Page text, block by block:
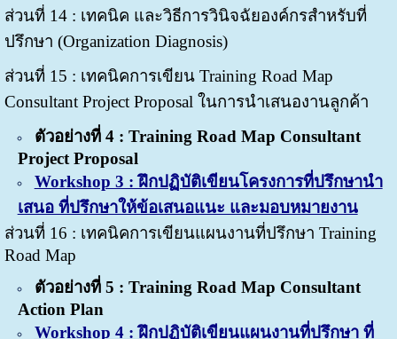
ส่วนที่ 14 : เทคนิค และวิธีการวินิจฉัยองค์กรสำหรับที่
ปรึกษา (Organization Diagnosis)
ส่วนที่ 15 : เทคนิคการเขียน Training Road Map
Consultant Project Proposal ในการนำเสนองานลูกค้า
ตัวอย่างที่ 4 : Training Road Map Consultant
Project Proposal
Workshop 3 : ฝึกปฏิบัติเขียนโครงการที่ปรึกษานำ
เสนอ ที่ปรึกษาให้ข้อเสนอแนะ และมอบหมายงาน
ส่วนที่ 16 : เทคนิคการเขียนแผนงานที่ปรึกษา Training
Road Map
ตัวอย่างที่ 5 : Training Road Map Consultant
Action Plan
Workshop 4 : ฝึกปฏิบัติเขียนแผนงานที่ปรึกษา ที่